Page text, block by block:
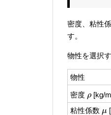
密度、粘性
す。
物性を選択
物性
密度 ρ
ρ [kg/m
粘性係数 μ
μ